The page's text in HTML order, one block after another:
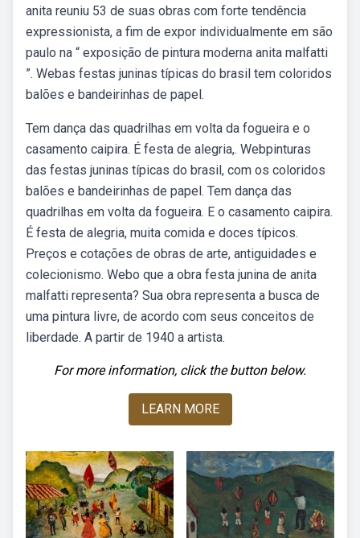
anita reuniu 53 de suas obras com forte tendência
expressionista, a fim de expor individualmente em são
paulo na “ exposição de pintura moderna anita malfatti
”. Webas festas juninas típicas do brasil tem coloridos
balões e bandeirinhas de papel.
Tem dança das quadrilhas em volta da fogueira e o
casamento caipira. É festa de alegria,. Webpinturas
das festas juninas típicas do brasil, com os coloridos
balões e bandeirinhas de papel. Tem dança das
quadrilhas em volta da fogueira. E o casamento caipira.
É festa de alegria, muita comida e doces típicos.
Preços e cotações de obras de arte, antiguidades e
colecionismo. Webo que a obra festa junina de anita
malfatti representa? Sua obra representa a busca de
uma pintura livre, de acordo com seus conceitos de
liberdade. A partir de 1940 a artista.
For more information, click the button below.
LEARN MORE